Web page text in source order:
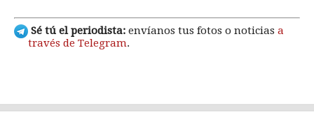
Sé tú el periodista: envíanos tus fotos o noticias a
través de Telegram.